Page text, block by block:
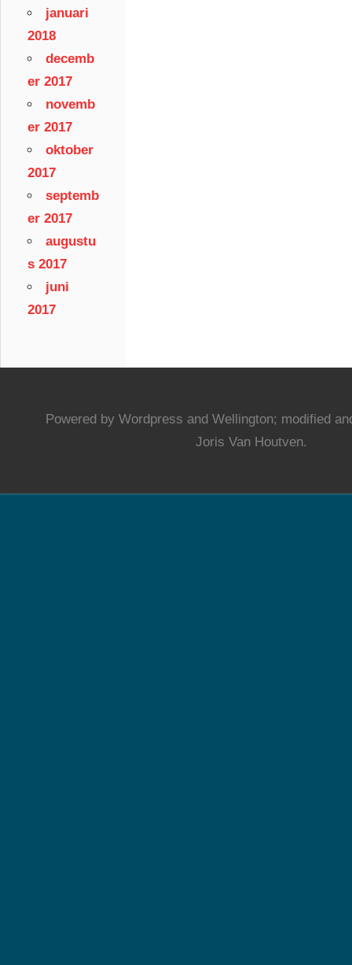
januari
2018
decemb
er 2017
novemb
er 2017
oktober
2017
septemb
er 2017
augustu
s 2017
juni
2017
Powered by Wordpress and Wellington; modified
Joris Van Houtven.